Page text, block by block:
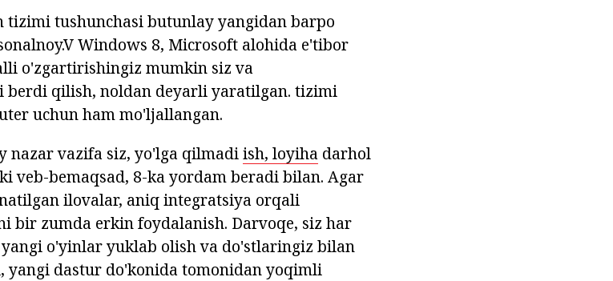
tizimi tushunchasi butunlay yangidan barpo
Windows 8, Microsoft alohida e'tibor
o'zgartirishingiz mumkin siz va
berdi qilish, noldan deyarli yaratilgan. tizimi
uchun ham mo'ljallangan.
vazifa siz, yo'lga qilmadiish, loyiha darhol
veb-bemaqsad, 8-ka yordam beradi bilan. Agar
ilovalar, aniq integratsiya orqali
bir zumda erkin foydalanish. Darvoqe, siz har
o'yinlar yuklab olish va do'stlaringiz bilan
dastur do'konida tomonidan yoqimli